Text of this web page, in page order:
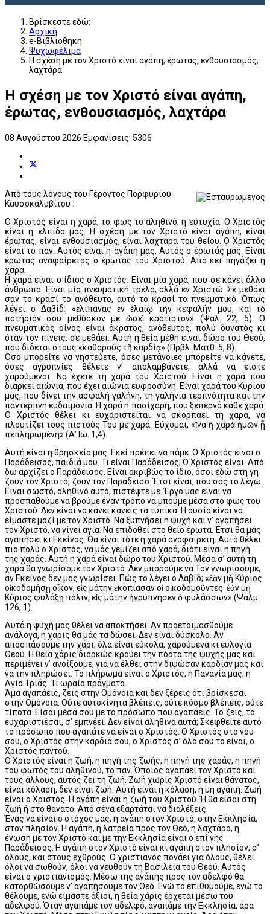
Βρίσκεστε εδώ:
Αρχική
e-Βιβλιοθηκη
Ψυχωφέλιμα
Η σχέση με τον Χριστό είναι αγάπη, έρωτας, ενθουσιασμός,
λαχτάρα
Η σχέση με τον Χριστό είναι αγάπη,
έρωτας, ενθουσιασμός, λαχτάρα
08 Αυγούστου 2026 Εμφανίσεις: 5306
Από τους λόγους του Γέροντος Πορφυρίου
Καυσοκαλυβίτου :
Ο Χριστός είναι η χαρά, το φως το αληθινό, η ευτυχία. Ο Χριστός
είναι η ελπίδα μας. Η σχέση με τον Χριστό είναι αγάπη, είναι
έρωτας, είναι ενθουσιασμός, είναι λαχτάρα του θείου. Ο Χριστός
είναι το παν. Αυτός είναι η αγάπη μας, Αυτός ο έρωτάς μας. Είναι
έρωτας αναφαίρετος ο έρωτας του Χριστού. Από κει πηγάζει η
χαρά.
Η χαρά είναι ο ίδιος ο Χριστός. Είναι μία χαρά, που σε κάνει άλλο
άνθρωπο. Είναι μία πνευματική τρέλα, αλλά εν Χριστώ. Σε μεθάει
σαν το κρασί το ανόθευτο, αυτό το κρασί το πνευματικό. Όπως
λέγει ο Δαβίδ: «ἐλίπανας ἐν ἐλαίῳ τὴν κεφαλήν μου, καὶ τὸ
ποτήριόν σου μεθύσκον με ὡσεὶ κράτιστον» (Ψαλ. 22, 5). Ο
πνευματικός οίνος είναι άκρατος, ανόθευτος, πολύ δυνατός κι
όταν τον πίνεις, σε μεθάει. Αυτή η θεία μέθη είναι δώρο του Θεού,
που δίδεται στους «καθαρούς τῇ καρδίᾳ» (Πρβλ. Ματθ. 5, 8).
Όσο μπορείτε να νηστεύετε, όσες μετάνοιες μπορείτε να κάνετε,
όσες αγρυπνίες θέλετε ν’ απολαμβάνετε, αλλά να είστε
χαρούμενοι. Να έχετε τη χαρά του Χριστού. Είναι η χαρά που
διαρκεί αιώνια, που έχει αιώνια ευφροσύνη. Είναι χαρά του Κυρίου
μας, που δίνει την ασφαλή γαλήνη, τη γαλήνια τερπνότητα και την
πάντερπνη ευδαιμονία. Η χαρά η πασίχαρη, που ξεπερνά κάθε χαρά.
Ο Χριστός θέλει κι ευχαριστείται να σκορπάει τη χαρά, να
πλουτίζει τους πιστούς Του με χαρά. Εύχομαι, «ἵνα ἡ χαρὰ ἡμῶν ᾖ
πεπληρωμένη» (Α’ Ιω. 1,4).
Αυτή είναι η θρησκεία μας. Εκεί πρέπει να πάμε. Ο Χριστός είναι ο
Παράδεισος, παιδιά μου. Τι είναι Παράδεισος; Ο Χριστός είναι. Από
δω αρχίζει ο Παράδεισος. Είναι ακριβώς το ίδιο, όσοι εδώ στη γη
ζουν τον Χριστό, ζουν τον Παράδεισο. Έτσι είναι, που σάς το λέγω.
Είναι σωστό, αληθινό αυτό, πιστέψτε με. Έργο μας είναι να
προσπαθούμε να βρούμε έναν τρόπο να μπούμε μέσα στο φως του
Χριστού. Δεν είναι να κάνει κανείς τα τυπικά. Η ουσία είναι να
είμαστε μαζί με τον Χριστό. Να ξυπνήσει η ψυχή και ν’ αγαπήσει
τον Χριστό, να γίνει αγία. Να επιδοθεί στο θείο έρωτα. Έτσι θα μάς
αγαπήσει κι Εκείνος. Θα είναι τότε η χαρά αναφαίρετη. Αυτό θέλει
πιο πολύ ο Χριστός, να μάς γεμίζει από χαρά, διότι είναι η πηγή
της χαράς. Αυτή η χαρά είναι δώρο του Χριστού. Μέσα σ’ αυτή τη
χαρά θα γνωρίσομε τον Χριστό. Δεν μπορούμε να Τον γνωρίσουμε,
αν Εκείνος δεν μας γνωρίσει. Πώς το λέγει ο Δαβίδ; «ἐὰν μὴ Κύριος
οἰκοδομήσῃ οἶκον, εἰς μάτην ἐκοπίασαν οἱ οἰκοδομοῦντες· ἐὰν μὴ
Κύριος φυλάξῃ πόλιν, εἰς μάτην ἠγρύπνησεν ὁ φυλάσσων» (Ψαλμ.
126, 1).
Αυτά η ψυχή μας θέλει να αποκτήσει. Αν προετοιμασθούμε
ανάλογα, η χάρις θα μάς τα δώσει. Δεν είναι δύσκολο. Αν
αποσπάσουμε την χάρι, όλα είναι εύκολα, χαρούμενα κι ευλογία
Θεού. Η θεία χάρις διαρκώς κρούει την πόρτα της ψυχής μας και
περιμένει ν’ ανοίξουμε, για να έλθει στην διψώσαν καρδίαν μας και
να την πληρώσει. Το πλήρωμα είναι ο Χριστός, η Παναγία μας, η
Αγία Τριάς. Τι ωραία πράγματα.
Άμα αγαπάεις, ζεις στην Ομόνοια και δεν ξέρεις ότι βρίσκεσαι
στην Ομόνοια. Ούτε αυτοκίνητα βλέπεις, ούτε κόσμο βλέπεις, ούτε
τίποτα. Είσαι μέσα σου με το πρόσωπο που αγαπάεις. Το ζεις, το
ευχαριστιέσαι, σ’ εμπνέει. Δεν είναι αληθινά αυτά; Σκεφθείτε αυτό
το πρόσωπο που αγαπάτε να είναι ο Χριστός. Ο Χριστός στο νου
σου, ο Χριστός στην καρδιά σου, ο Χριστός σ’ όλο σου το είναι, ο
Χριστός παντού.
Ο Χριστός είναι η ζωή, η πηγή της ζωής, η πηγή της χαράς, η πηγή
του φωτός του αληθινού, το παν. Όποιος αγαπάει τον Χριστό και
τους άλλους, αυτός ζει τη ζωή. Ζωή χωρίς Χριστό είναι θάνατος,
είναι κόλαση, δεν είναι ζωή. Αυτή είναι η κόλαση, η μη αγάπη. Ζωή
είναι ο Χριστός. Η αγάπη είναι η ζωή του Χριστού. Ή θα είσαι στη
ζωή ή στο θάνατο. Από σένα εξαρτάται να διαλέξεις.
Ένας να είναι ο στόχος μας, η αγάπη στον Χριστό, στην Εκκλησία,
στον πλησίον. Η αγάπη, η λατρεία προς τον Θεό, η λαχτάρα, η
ένωση με τον Χριστό και με την Εκκλησία είναι ο επί γης
Παράδεισος. Η αγάπη στον Χριστό είναι κι αγάπη στον πλησίον, σ’
όλους, και στους εχθρούς. Ο χριστιανός πονάει για όλους, θέλει
όλοι να σωθούν, όλοι να γευθούν τη Βασιλεία του Θεού. Αυτός
είναι ο χριστιανισμός. Μέσω της αγάπης προς τον αδελφό θα
κατορθώσουμε ν’ αγαπήσουμε τον Θεό. Ενώ το επιθυμούμε, ενώ το
θέλουμε, ενώ είμαστε άξιοι, η θεία χάρις έρχεται μέσω του
αδελφού. Όταν αγαπάμε τον αδελφό, αγαπάμε την Εκκλησία, άρα